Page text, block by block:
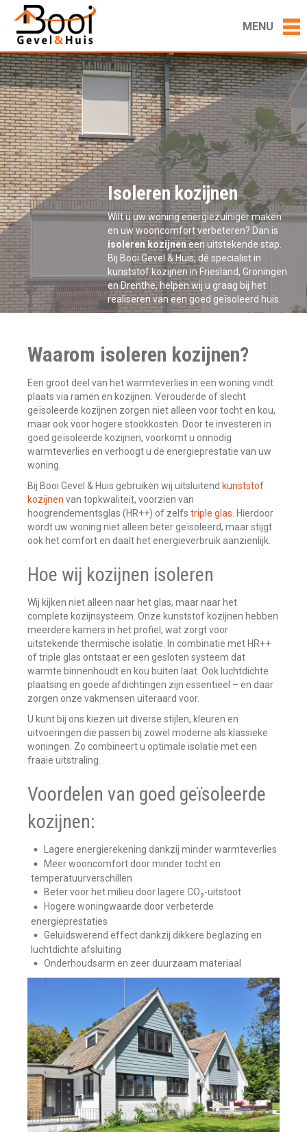
MENU
Isoleren kozijnen
Wilt u uw woning energiezuiniger maken
en uw wooncomfort verbeteren? Dan is
isoleren kozijneneen uitstekende stap.
Bij Booi Gevel & Huis, dé specialist in
kunststof kozijnen in Friesland, Groningen
en Drenthe, helpen wij u graag bij het
realiseren van een goed geïsoleerd huis.
Waarom isoleren kozijnen?
Een groot deel van het warmteverlies in een woning vindt
plaats via ramen en kozijnen. Verouderde of slecht
geïsoleerde kozijnen zorgen niet alleen voor tocht en kou,
maar ook voor hogere stookkosten. Door te investeren in
goed geïsoleerde kozijnen, voorkomt u onnodig
warmteverlies en verhoogt u de energieprestatie van uw
woning.
Bij Booi Gevel & Huis gebruiken wij uitsluitend kunststof
kozijnen van topkwaliteit, voorzien van
hoogrendementsglas (HR++) of zelfs triple glas . Hierdoor
wordt uw woning niet alleen beter geïsoleerd, maar stijgt
ook het comfort en daalt het energieverbruik aanzienlijk.
Hoe wij kozijnen isoleren
Wij kijken niet alleen naar het glas, maar naar het
complete kozijnsysteem. Onze kunststof kozijnen hebben
meerdere kamers in het profiel, wat zorgt voor
uitstekende thermische isolatie. In combinatie met HR++
of triple glas ontstaat er een gesloten systeem dat
warmte binnenhoudt en kou buiten laat. Ook luchtdichte
plaatsing en goede afdichtingen zijn essentieel – en daar
zorgen onze vakmensen uiteraard voor.
U kunt bij ons kiezen uit diverse stijlen, kleuren en
uitvoeringen die passen bij zowel moderne als klassieke
woningen. Zo combineert u optimale isolatie met een
fraaie uitstraling.
Voordelen van goed geïsoleerde
kozijnen:
Lagere energierekening dankzij minder warmteverlies
Meer wooncomfort door minder tocht en
temperatuurverschillen
Beter voor het milieu door lagere CO₂-uitstoot
Hogere woningwaarde door verbeterde
energieprestaties
Geluidswerend effect dankzij dikkere beglazing en
luchtdichte afsluiting
Onderhoudsarm en zeer duurzaam materiaal